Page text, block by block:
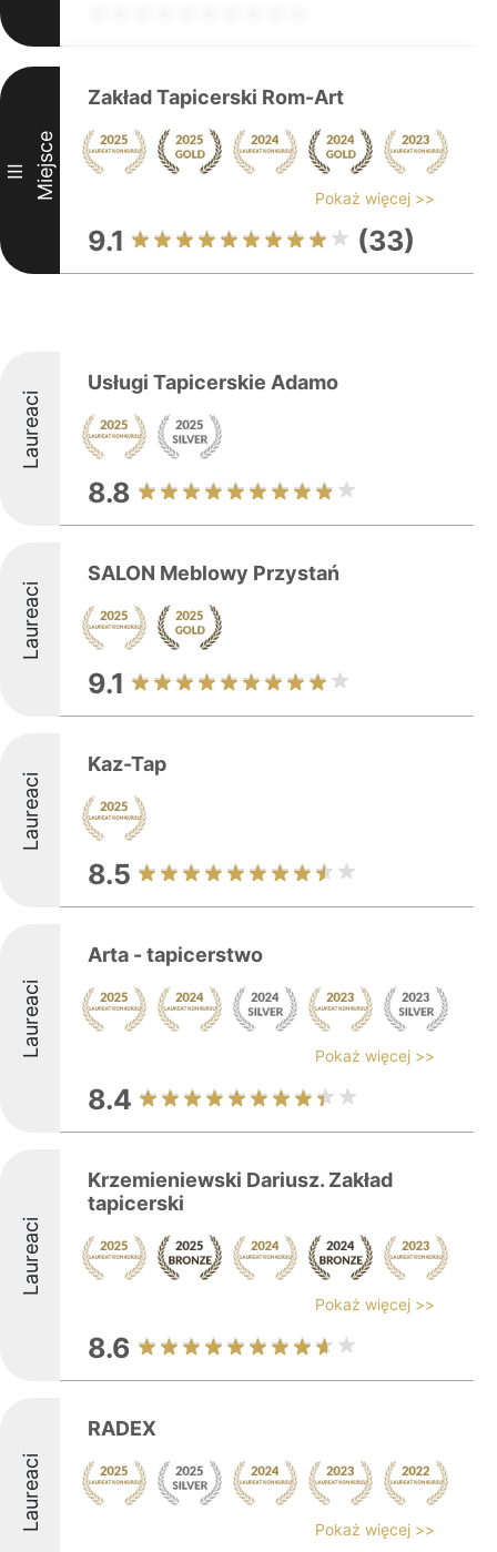
III Miejsce
Zakład Tapicerski Rom-Art
Pokaż więcej >>
9.1 (33)
Laureaci
Usługi Tapicerskie Adamo
8.8
Laureaci
SALON Meblowy Przystań
9.1
Laureaci
Kaz-Tap
8.5
Laureaci
Arta - tapicerstwo
Pokaż więcej >>
8.4
Laureaci
Krzemieniewski Dariusz. Zakład
tapicerski
Pokaż więcej >>
8.6
Laureaci
RADEX
Pokaż więcej >>